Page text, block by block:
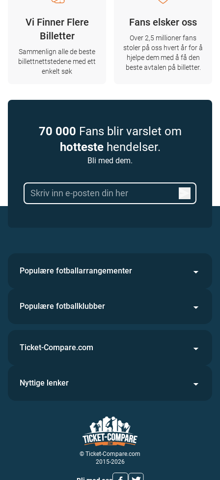
Vi Finner Flere
Billetter
Sammenlign alle de beste
billettnettstedene med ett
enkelt søk
Fans elsker oss
Over 2,5 millioner fans
stoler på oss hvert år for å
hjelpe dem med å få den
beste avtalen på billetter.
70 000 Fans blir varslet om
hottestehendelser.
Bli med dem.
Populære fotballarrangementer
Populære fotballklubber
© Ticket-Compare.com
2015-2026
Ticket-Compare.com
Nyttige lenker